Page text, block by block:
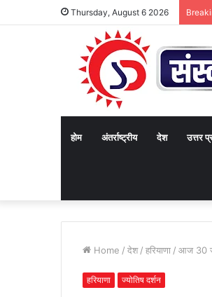
Thursday, August 6 2026
होम अंतर्राष्ट्रीय देश उत्तर
Home / देश / हरियाणा / आज 30
हरियाणा ज्योतिष दर्शन